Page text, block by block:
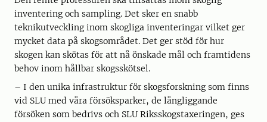
inventering och sampling. Det sker en snabb
teknikutveckling inom skogliga inventeringar vilket ger
mycket data på skogsområdet. Det ger stöd för hur
skogen kan skötas för att nå önskade mål och framtidens
behov inom hållbar skogsskötsel.
– I den unika infrastruktur för skogsforskning som finns
vid SLU med våra försöksparker, de långliggande
försöken som bedrivs och SLU Riksskogstaxeringen, ges